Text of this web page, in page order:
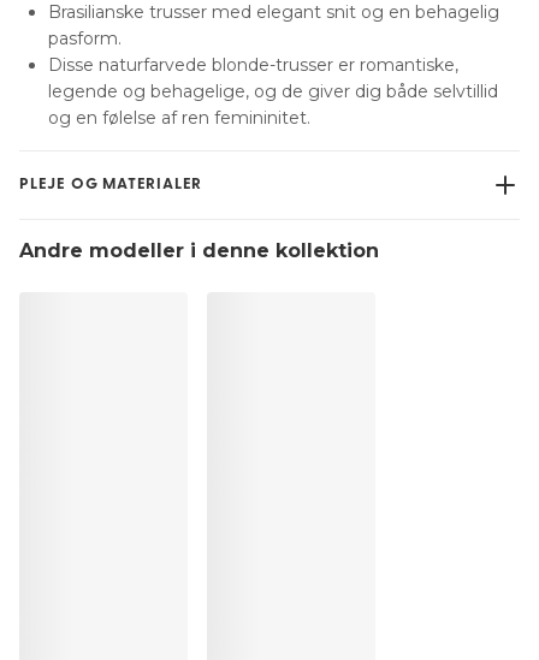
Brasilianske trusser med elegant snit og en behagelig
pasform.
Disse naturfarvede blonde-trusser er romantiske,
legende og behagelige, og de giver dig både selvtillid
og en følelse af ren femininitet.
PLEJE OG MATERIALER
Må ikke renses professionelt
Andre modeller i denne kollektion